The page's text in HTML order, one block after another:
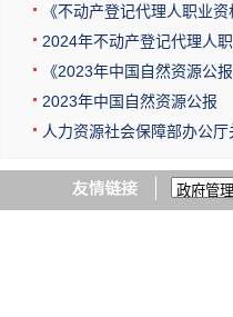
《不动产登记代理人职业资
2024年不动产登记代理人
《2023年中国自然资源公
2023年中国自然资源公报
人力资源社会保障部办公